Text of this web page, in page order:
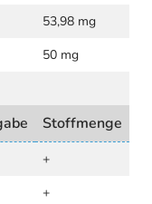
53,98 mg
50 mg
Stoffmenge
+
+